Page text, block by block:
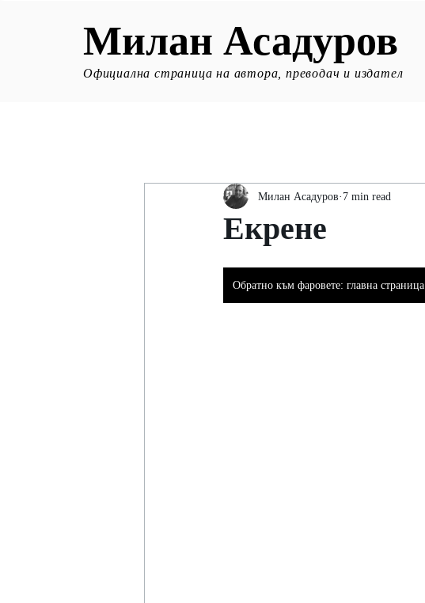
Милан Асадуров
Официална страница на автора, преводач и издател
Екрене
Милан Асадуров 7 min read
Обратно към фаровете: главна страница